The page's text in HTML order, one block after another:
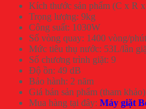
Kích thước sản phẩm (C x R
Trọng lượng: 9kg
Công suất: 1030W
Số vòng quay: 1400 vòng/phút
Mức tiêu thụ nước: 53L/lần
Số chương trình giặt: 9
Độ ồn: 49 dB
Bảo hành: 2 năm
Giá bán sản phẩm (tham
Mua hàng tại đây: Máy giặt